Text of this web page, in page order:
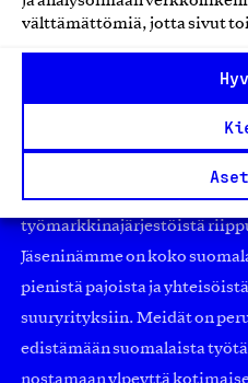
välttämättömiä, jotta sivut
Olemme jäsentemme
työmarkkinajärjestöistä
Jäseninämme on koko
pienistä pajoista ja
suuryrityksiin. Meidät on
edistämään suomalaista
nostamaan ylpeyttä